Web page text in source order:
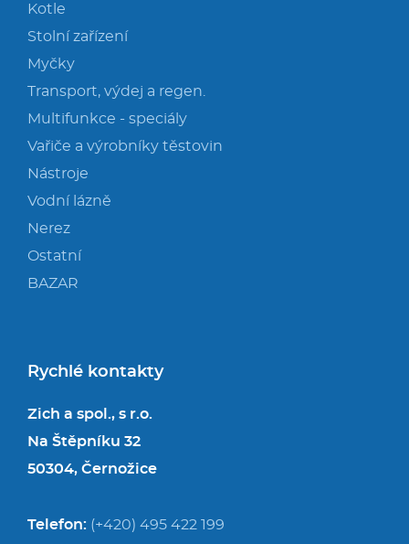
Kotle
Stolní zařízení
Myčky
Transport, výdej a regen.
Multifunkce - speciály
Vařiče a výrobníky těstovin
Nástroje
Vodní lázně
Nerez
Ostatní
BAZAR
Rychlé kontakty
Zich a spol., s r.o.
Na Štěpníku 32
50304, Černožice
Telefon: (+420) 495 422 199